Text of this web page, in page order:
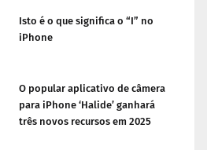
Isto é o que significa o “I” no
iPhone
O popular aplicativo de câmera
para iPhone ‘Halide’ ganhará
três novos recursos em 2025